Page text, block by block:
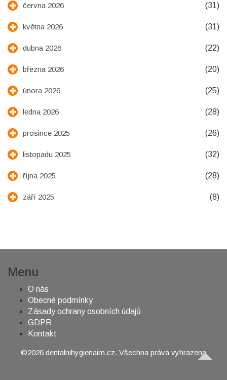
června 2026 (31)
května 2026 (31)
dubna 2026 (22)
března 2026 (20)
února 2026 (25)
ledna 2026 (28)
prosince 2025 (26)
listopadu 2025 (32)
října 2025 (28)
září 2025 (8)
Menu
O nás
Obecné podmínky
Zásady ochrany osobních údajů
GDPR
Kontakt
©2026 dentalnihygienaim.cz. Všechna práva vyhrazena